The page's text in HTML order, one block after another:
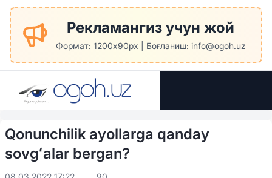
Рекламангиз учун жой
Формат: 1200x90px | Боғланиш: info@ogoh.uz
Qonunchilik ayollarga qanday
sovgʻalar bergan?